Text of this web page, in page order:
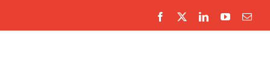
Facebook LinkedInYouTube